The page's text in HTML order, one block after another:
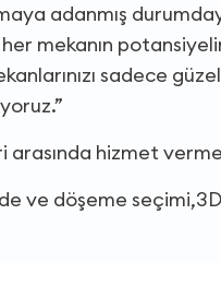
adanmış
mekanın
sadece
arasında hizmet
ve döşeme